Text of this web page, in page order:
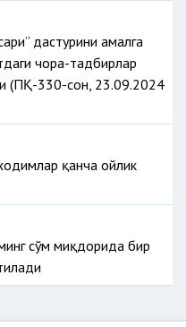
дастурини амалга
чора-тадбирлар
(ПҚ-330-сон, 23.09.2024
қанча ойлик
сўм миқдорида бир